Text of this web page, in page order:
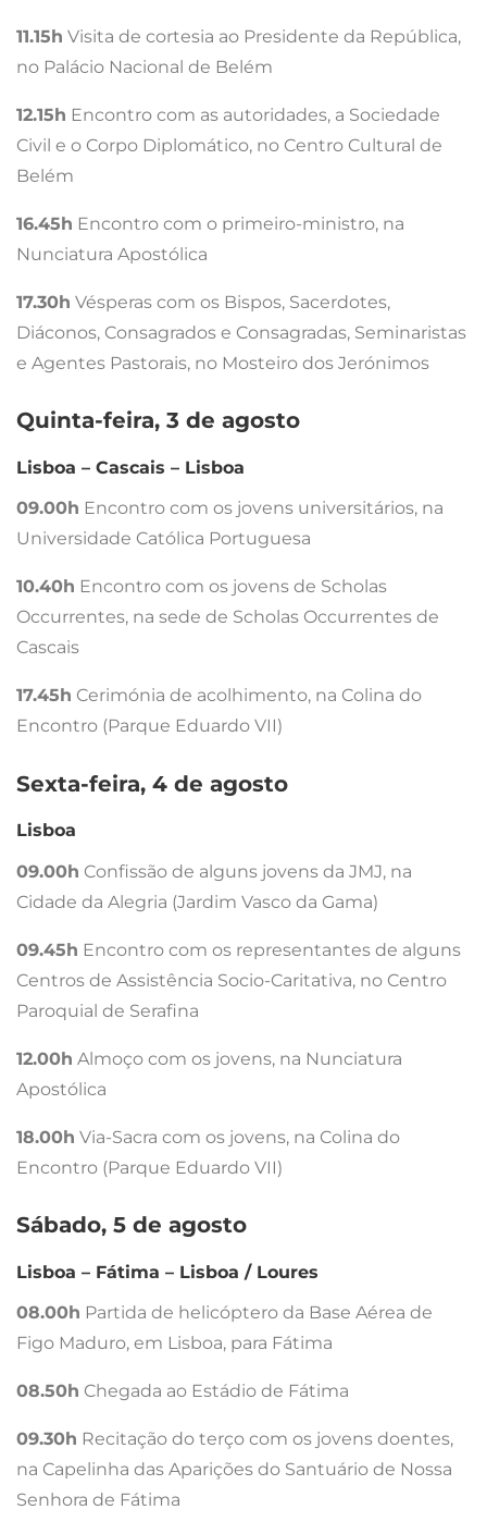
11.15h Visita de cortesia ao Presidente da República,
no Palácio Nacional de Belém
12.15h Encontro com as autoridades, a Sociedade
Civil e o Corpo Diplomático, no Centro Cultural de
Belém
16.45h Encontro com o primeiro-ministro, na
Nunciatura Apostólica
17.30h Vésperas com os Bispos, Sacerdotes,
Diáconos, Consagrados e Consagradas, Seminaristas
e Agentes Pastorais, no Mosteiro dos Jerónimos
Quinta-feira, 3 de agosto
Lisboa – Cascais – Lisboa
09.00h Encontro com os jovens universitários, na
Universidade Católica Portuguesa
10.40h Encontro com os jovens de Scholas
Occurrentes, na sede de Scholas Occurrentes de
Cascais
17.45h Cerimónia de acolhimento, na Colina do
Encontro (Parque Eduardo VII)
Sexta-feira, 4 de agosto
Lisboa
09.00h Confissão de alguns jovens da JMJ, na
Cidade da Alegria (Jardim Vasco da Gama)
09.45h Encontro com os representantes de alguns
Centros de Assistência Socio-Caritativa, no Centro
Paroquial de Serafina
12.00h Almoço com os jovens, na Nunciatura
Apostólica
18.00h Via-Sacra com os jovens, na Colina do
Encontro (Parque Eduardo VII)
Sábado, 5 de agosto
Lisboa – Fátima – Lisboa / Loures
08.00h Partida de helicóptero da Base Aérea de
Figo Maduro, em Lisboa, para Fátima
08.50h Chegada ao Estádio de Fátima
09.30h Recitação do terço com os jovens doentes,
na Capelinha das Aparições do Santuário de Nossa
Senhora de Fátima